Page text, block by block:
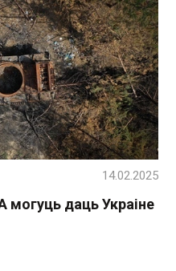
могуць даць Украіне
14.02.2025